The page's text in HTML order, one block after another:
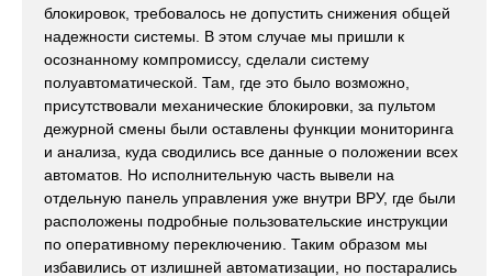
блокировок, требовалось не допустить снижения общей
надежности системы. В этом случае мы пришли к
осознанному компромиссу, сделали систему
полуавтоматической. Там, где это было возможно,
присутствовали механические блокировки, за пультом
дежурной смены были оставлены функции мониторинга
и анализа, куда сводились все данные о положении всех
автоматов. Но исполнительную часть вывели на
отдельную панель управления уже внутри ВРУ, где были
расположены подробные пользовательские инструкции
по оперативному переключению. Таким образом мы
избавились от излишней автоматизации, но постарались